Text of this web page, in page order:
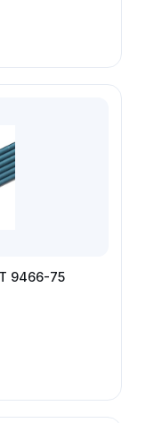
9466-75